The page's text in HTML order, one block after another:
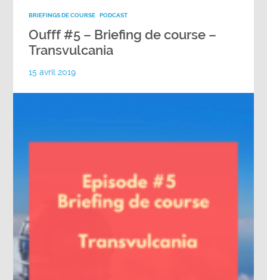
BRIEFINGS DE COURSE PODCAST
Oufff #5 – Briefing de course –
Transvulcania
15 avril 2019